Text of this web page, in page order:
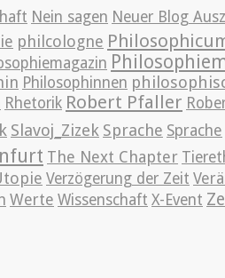
Nein sagen Neuer Blog
philcologne
Philosophinnen
Rhetorik Robert Pfaller
Slavoj_Zizek Sprache Sprache
The Next Chapter
Verzögerung der Zeit
Werte Wissenschaft X-Event